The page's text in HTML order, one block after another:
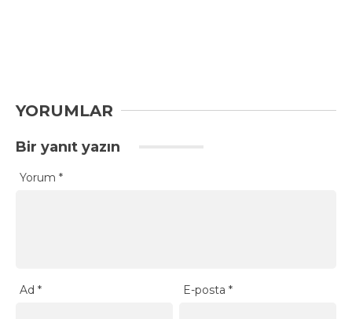
YORUMLAR
Bir yanıt yazın
Yorum *
Ad * E-posta*